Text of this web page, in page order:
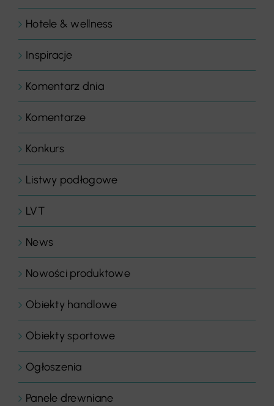
Hotele & wellness
Inspiracje
Komentarz dnia
Komentarze
Konkurs
Listwy podłogowe
LVT
News
Nowości produktowe
Obiekty handlowe
Obiekty sportowe
Ogłoszenia
Panele drewniane